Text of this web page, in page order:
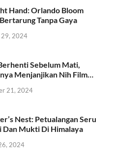
Hand: Orlando Bloom
Tanpa Gaya
29, 2024
Sebelum Mati,
Menjanjikan Nih Film…
21, 2024
Nest: Petualangan Seru
Dan Mukti Di Himalaya
2024